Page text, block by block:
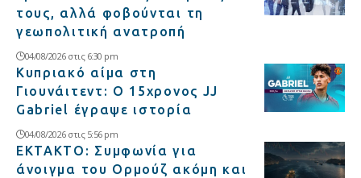
τους, αλλά φοβούνται τη
γεωπολιτική ανατροπή
04/08/2026 στις 6:30 pm
Κυπριακό αίμα στη
Γιουνάιτεντ: Ο 15χρονος JJ
Gabriel έγραψε ιστορία
04/08/2026 στις 5:56 pm
ΕΚΤΑΚΤΟ: Συμφωνία για
άνοιγμα του Ορμούζ ακόμη και